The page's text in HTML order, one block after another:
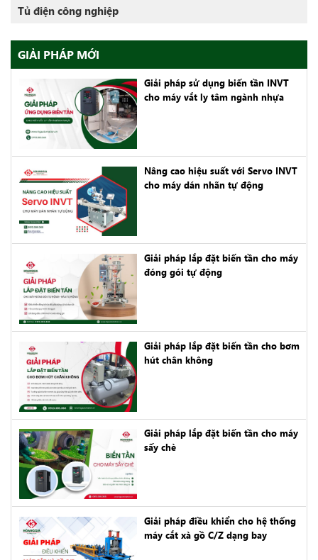
Tủ điện công nghiệp
GIẢI PHÁP MỚI
Giải pháp sử dụng biến tần INVT
cho máy vắt ly tâm ngành nhựa
Nâng cao hiệu suất với Servo INVT
cho máy dán nhãn tự động
Giải pháp lắp đặt biến tần cho máy
đóng gói tự động
Giải pháp lắp đặt biến tần cho bơm
hút chân không
Giải pháp lắp đặt biến tần cho máy
sấy chè
Giải pháp điều khiển cho hệ thống
máy cắt xà gồ C/Z dạng bay